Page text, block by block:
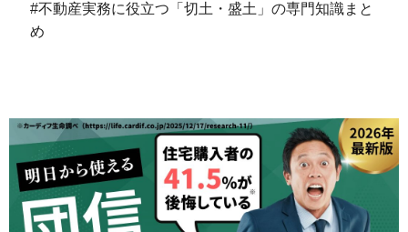
不動産実務に役立つ「切土・盛土」の専門知識まと
め